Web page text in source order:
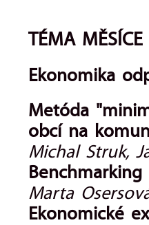
TÉMA MĚSÍCE
Ekonomika
Metóda
obcí na
Michal Struk,
Marta
Ekonomické